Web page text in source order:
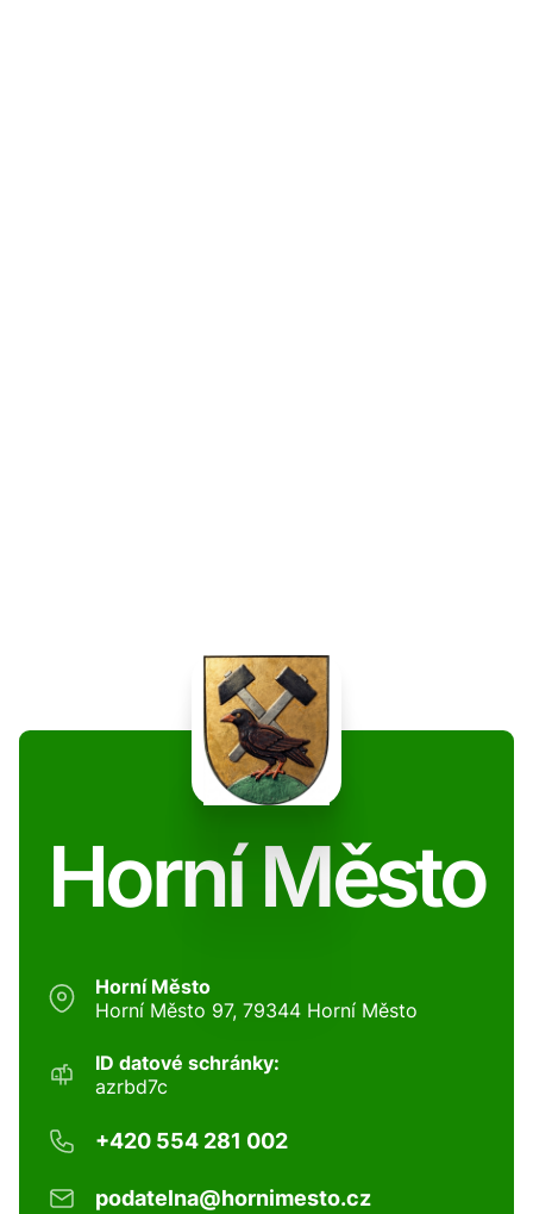
Horní Město
Horní Město
Horní Město 97, 79344 Horní Město
ID datové schránky:
azrbd7c
+420 554 281 002
podatelna@hornimesto.cz